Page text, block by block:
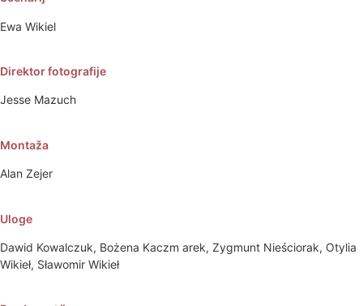
Ewa Wikiel
Direktor fotografije
Jesse Mazuch
Montaža
Alan Zejer
Uloge
Dawid Kowalczuk, Bożena Kaczm arek, Zygmunt Nieściorak, Otylia
Wikieł, Sławomir Wikieł